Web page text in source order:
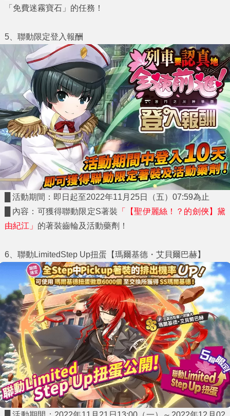
「免費迷霧寶石」 的任務！
5、聯動限定登入報酬
█ 活動期間：即日起至2022年11月25日（五）07:59為止
█ 內容：可獲得聯動限定S著裝 「【聖伊麗絲！？的劍俠】黛
由紀江」 的著裝齒輪及活動藥劑！
6、聯動LimitedStep Up扭蛋【瑪爾基德・艾貝爾巴赫】